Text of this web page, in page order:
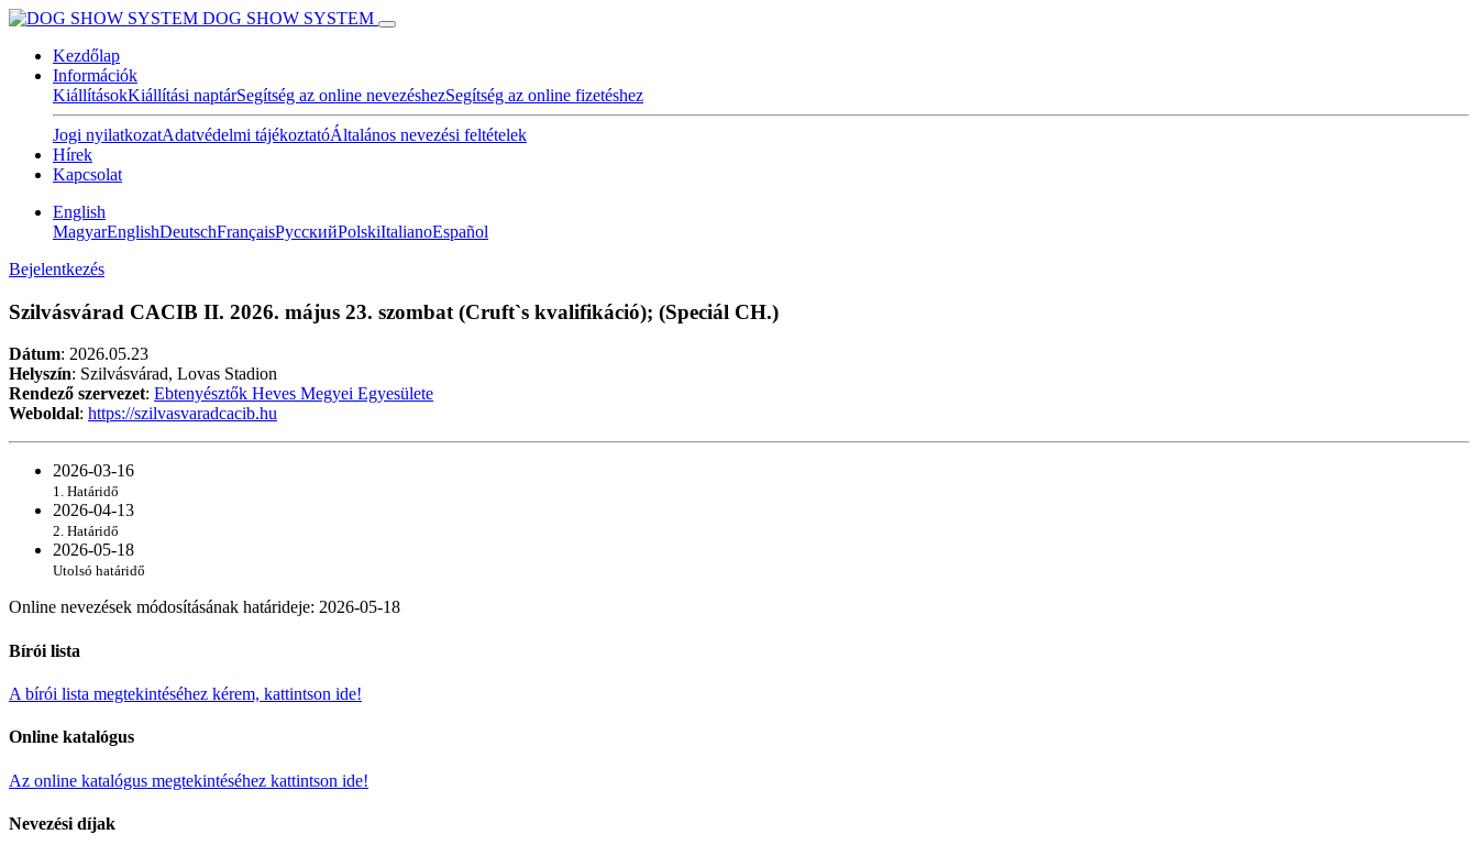
DOG SHOW SYSTEM
Kezdőlap
Információk
KiállításokKiállítási naptárSegítség az online nevezéshezSegítség az online fizetéshez
Jogi nyilatkozatAdatvédelmi tájékoztatóÁltalános nevezési feltételek
Hírek
Kapcsolat
English
MagyarEnglishDeutschFrançaisPусскийPolskiItalianoEspañol
Bejelentkezés
Szilvásvárad CACIB II. 2026. május 23. szombat (Cruft`s kvalifikáció); (Speciál CH.)
Dátum: 2026.05.23
Helyszín: Szilvásvárad, Lovas Stadion
Rendező szervezet: Ebtenyésztők Heves Megyei Egyesülete
Weboldal: https://szilvasvaradcacib.hu
2026-03-16
1. Határidő
2026-04-13
2. Határidő
2026-05-18
Utolsó határidő
Online nevezések módosításának határideje: 2026-05-18
Bírói lista
A bírói lista megtekintéséhez kérem, kattintson ide!
Online katalógus
Az online katalógus megtekintéséhez kattintson ide!
Nevezési díjak